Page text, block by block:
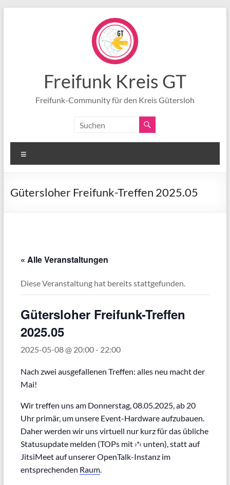
Freifunk Kreis GT
Freifunk-Community für den Kreis Gütersloh
Gütersloher Freifunk-Treffen 2025.05
« Alle Veranstaltungen
Diese Veranstaltung hat bereits stattgefunden.
Gütersloher Freifunk-Treffen
2025.05
2025-05-08 @ 20:00- 22:00
Nach zwei ausgefallenen Treffen: alles neu macht der
Mai!
Wir treffen uns am Donnerstag, 08.05.2025, ab 20
Uhr primär, um unsere Event-Hardware aufzubauen.
Daher werden wir uns virtuell nur kurz für das übliche
Statusupdate melden (TOPs mit ›*‹ unten), statt auf
JitsiMeet auf unserer OpenTalk-Instanz im
entsprechenden Raum.